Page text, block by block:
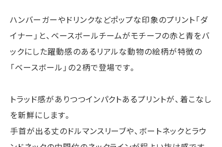
ハンバーガーやドリンクなどポップな印象のプリント「ダ
イナー」と、ベースボールチームがモチーフの赤と青をバ
ックにした躍動感のあるリアルな動物の絵柄が特徴の
「ベースボール」の２柄で登場です。
トラッド感がありつつインパクトあるプリントが、着こなし
を新鮮にします。
手首が出る丈のドルマンスリーブや、ボートネックとラウ